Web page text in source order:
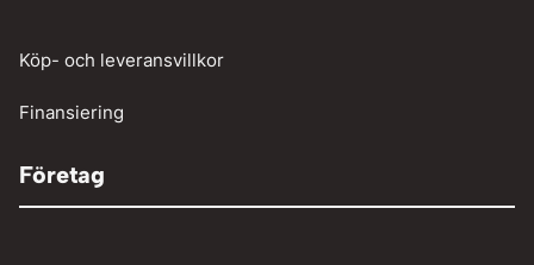
Vinschar
Köp- och leveransvillkor
Finansiering
Företag